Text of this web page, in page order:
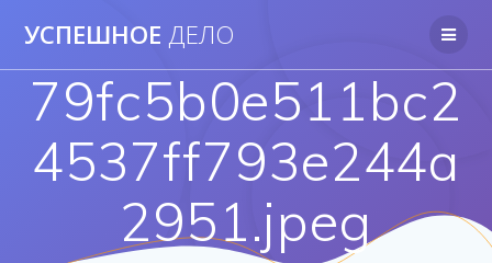
УСПЕШНОЕ ДЕЛО
79fc5b0e511bc2
4537ff793e244a
2951.jpeg